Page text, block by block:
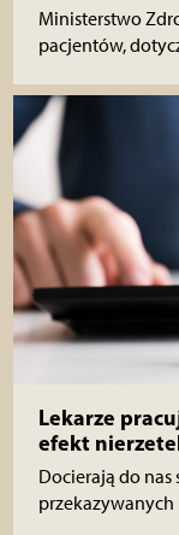
Ministerstwo
pacjentów,
Lekarze
efekt
Docierają do nas
przekazywanych